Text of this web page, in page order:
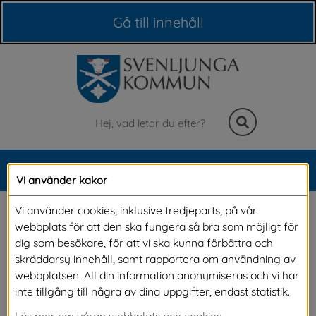
Gå till innehåll
Sök
Meny
Friggebod
De bygglovsbefriade åtgärderna Friggebod
och Attefallshus har tagits bort ur Plan- och
bygglagen. De har ersatts av bygglovsbefriad
Vi använder kakor
Vi använder cookies, inklusive tredjeparts, på vår
webbplats för att den ska fungera så bra som möjligt för
dig som besökare, för att vi ska kunna förbättra och
skräddarsy innehåll, samt rapportera om användning av
webbplatsen. All din information anonymiseras och vi har
inte tillgång till några av dina uppgifter, endast statistik.